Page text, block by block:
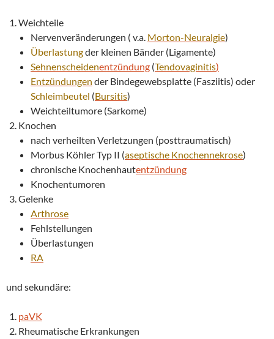
Weichteile
Nervenveränderungen ( v.a. Morton-Neuralgie)
Überlastungder kleinen Bänder (Ligamente)
Sehnenscheidenentzündung (Tendovaginitis)
Entzündungen der Bindegewebsplatte (Fasziitis) oder
Schleimbeutel (Bursitis)
Weichteiltumore (Sarkome)
Knochen
nach verheilten Verletzungen (posttraumatisch)
Morbus Köhler Typ II (aseptische Knochennekrose)
chronische Knochenhautentzündung
Knochentumoren
Gelenke
Arthrose
Fehlstellungen
Überlastungen
RA
und sekundäre:
paVK
Rheumatische Erkrankungen